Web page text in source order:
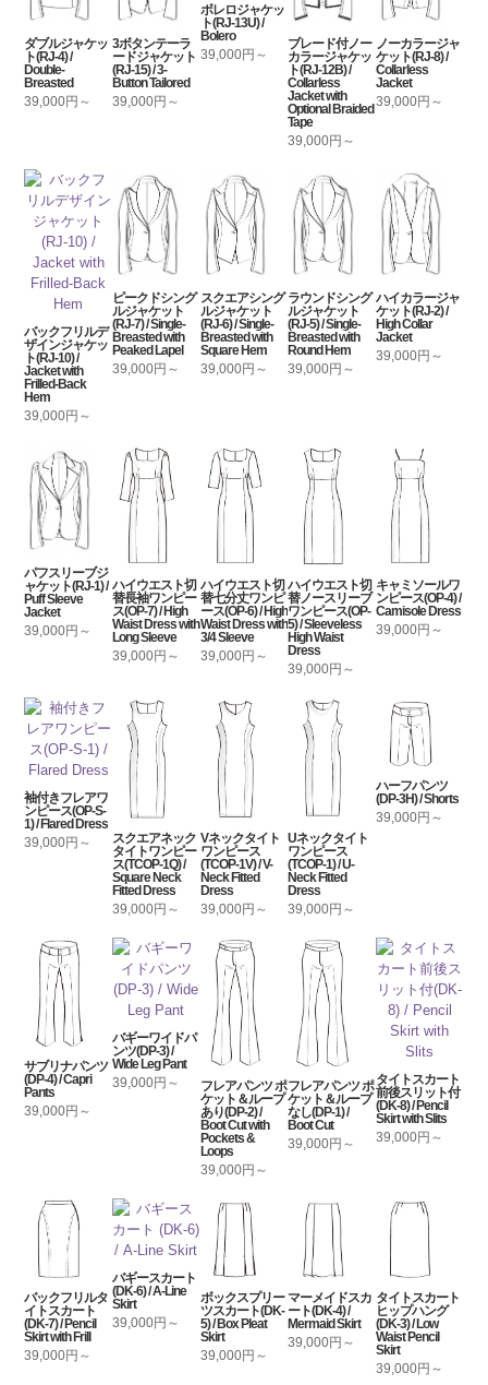
ダブルジャケッ
ト(RJ-4) /
Double-
Breasted
39,000円～
3ボタンテーラ
ードジャケット
(RJ-15) / 3-
Button Tailored
39,000円～
ボレロジャケッ
ト(RJ-13U) /
Bolero
39,000円～
ブレード付ノー
カラージャケッ
ト(RJ-12B) /
Collarless
Jacket with
Optional Braided
Tape
39,000円～
ノーカラージャ
ケット(RJ-8) /
Collarless
Jacket
39,000円～
バックフリルデ
ザインジャケッ
ト(RJ-10) /
Jacket with
Frilled-Back
Hem
39,000円～
ピークドシング
ルジャケット
(RJ-7) / Single-
Breasted with
Peaked Lapel
39,000円～
スクエアシング
ルジャケット
(RJ-6) / Single-
Breasted with
Square Hem
39,000円～
ラウンドシング
ルジャケット
(RJ-5) / Single-
Breasted with
Round Hem
39,000円～
ハイカラージャ
ケット(RJ-2) /
High Collar
Jacket
39,000円～
パフスリーブジ
ャケット(RJ-1) /
Puff Sleeve
Jacket
39,000円～
ハイウエスト切
替長袖ワンピー
ス(OP-7) / High
Waist Dress with
Long Sleeve
39,000円～
ハイウエスト切
替七分丈ワンピ
ース(OP-6) / High
Waist Dress with
3/4 Sleeve
39,000円～
ハイウエスト切
替ノースリーブ
ワンピース(OP-
5) / Sleeveless
High Waist
Dress
39,000円～
キャミソールワ
ンピース(OP-4) /
Camisole Dress
39,000円～
袖付きフレアワ
ンピース(OP-S-
1) / Flared Dress
39,000円～
スクエアネック
タイトワンピー
ス(TCOP-1Q) /
Square Neck
Fitted Dress
39,000円～
Vネックタイト
ワンピース
(TCOP-1V) / V-
Neck Fitted
Dress
39,000円～
Uネックタイト
ワンピース
(TCOP-1) / U-
Neck Fitted
Dress
39,000円～
ハーフパンツ
(DP-3H) / Shorts
39,000円～
サブリナパンツ
(DP-4) / Capri
Pants
39,000円～
バギーワイドパ
ンツ(DP-3) /
Wide Leg Pant
39,000円～
フレアパンツ ポ
ケット＆ループ
あり(DP-2) /
Boot Cut with
Pockets &
Loops
39,000円～
フレアパンツ ポ
ケット＆ループ
なし(DP-1) /
Boot Cut
39,000円～
タイトスカート
前後スリット付
(DK-8) / Pencil
Skirt with Slits
39,000円～
バックフリルタ
イトスカート
(DK-7) / Pencil
Skirt with Frill
39,000円～
バギースカート
(DK-6) / A-Line
Skirt
39,000円～
ボックスプリー
ツスカート(DK-
5) / Box Pleat
Skirt
39,000円～
マーメイドスカ
ート(DK-4) /
Mermaid Skirt
39,000円～
タイトスカート
ヒップハング
(DK-3) / Low
Waist Pencil
Skirt
39,000円～